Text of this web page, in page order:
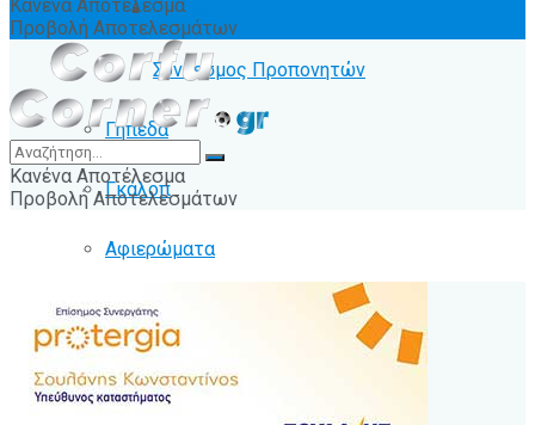
Ειδήσεις
Σύνδεσμος Προπονητών
Γήπεδα
Γκάλοπ
Αφιερώματα
Άλλα Σπόρ
Λοιπές Κατηγορίες
Κανένα Αποτέλεσμα
Προβολή Αποτελεσμάτων
Κανένα Αποτέλεσμα
Προβολή Αποτελεσμάτων